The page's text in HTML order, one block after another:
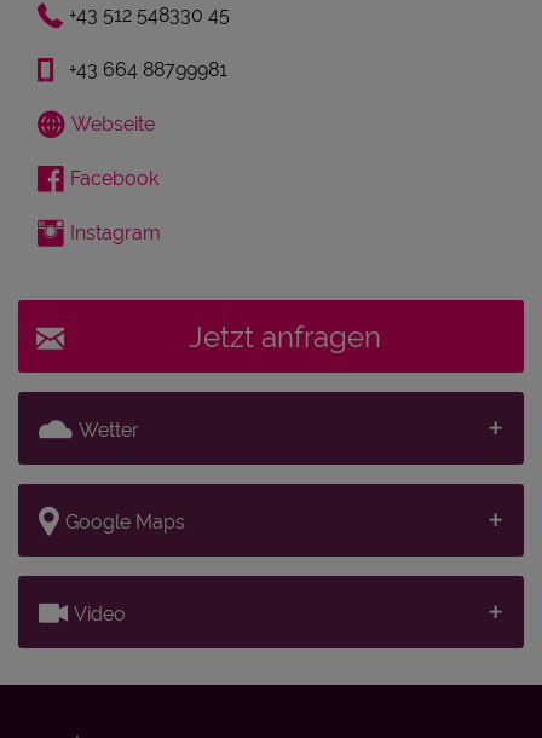
+43 512 548330 45
+43 664 88799981
Webseite
Facebook
Instagram
Jetzt anfragen
Wetter
Google Maps
Video